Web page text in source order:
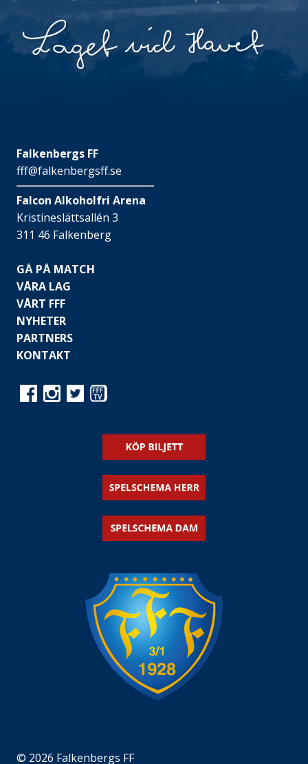
Falkenbergs FF
fff@falkenbergsff.se
Falcon Alkoholfri Arena
Kristineslättsallén 3
311 46 Falkenberg
GÅ PÅ MATCH
VÅRA LAG
VÅRT FFF
NYHETER
PARTNERS
KONTAKT
© 2026 Falkenbergs FF